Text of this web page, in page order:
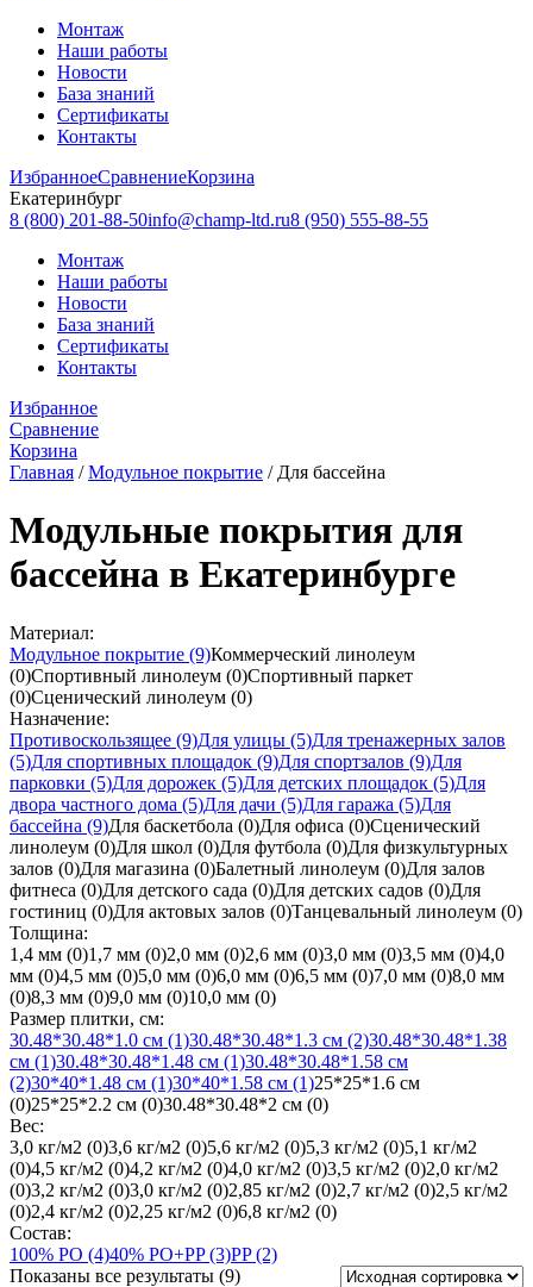
Монтаж
Наши работы
Новости
База знаний
Сертификаты
Контакты
ИзбранноеСравнениеКорзина
Екатеринбург
8 (800) 201-88-50info@champ-ltd.ru8 (950) 555-88-55
Монтаж
Наши работы
Новости
База знаний
Сертификаты
Контакты
Избранное
Сравнение
Корзина
Главная /Модульное покрытие / Для бассейна
Модульные покрытия для
бассейна в Екатеринбурге
Материал:
Модульное покрытие (9)Коммерческий линолеум
(0)Спортивный линолеум (0)Спортивный паркет
(0)Сценический линолеум (0)
Назначение:
Противоскользящее (9)Для улицы (5)Для тренажерных залов
(5)Для спортивных площадок (9)Для спортзалов (9)Для
парковки (5)Для дорожек (5)Для детских площадок (5)Для
двора частного дома (5)Для дачи (5)Для гаража (5)Для
бассейна (9)Для баскетбола (0)Для офиса (0)Сценический
линолеум (0)Для школ (0)Для футбола (0)Для физкультурных
залов (0)Для магазина (0)Балетный линолеум (0)Для залов
фитнеса (0)Для детского сада (0)Для детских садов (0)Для
гостиниц (0)Для актовых залов (0)Танцевальный линолеум (0)
Толщина:
1,4 мм (0)1,7 мм (0)2,0 мм (0)2,6 мм (0)3,0 мм (0)3,5 мм (0)4,0
мм (0)4,5 мм (0)5,0 мм (0)6,0 мм (0)6,5 мм (0)7,0 мм (0)8,0 мм
(0)8,3 мм (0)9,0 мм (0)10,0 мм (0)
Размер плитки, см:
30.48*30.48*1.0 см (1)30.48*30.48*1.3 см (2)30.48*30.48*1.38
см (1)30.48*30.48*1.48 см (1)30.48*30.48*1.58 см
(2)30*40*1.48 см (1)30*40*1.58 см (1)25*25*1.6 см
(0)25*25*2.2 см (0)30.48*30.48*2 см (0)
Вес:
3,0 кг/м2 (0)3,6 кг/м2 (0)5,6 кг/м2 (0)5,3 кг/м2 (0)5,1 кг/м2
(0)4,5 кг/м2 (0)4,2 кг/м2 (0)4,0 кг/м2 (0)3,5 кг/м2 (0)2,0 кг/м2
(0)3,2 кг/м2 (0)3,0 кг/м2 (0)2,85 кг/м2 (0)2,7 кг/м2 (0)2,5 кг/м2
(0)2,4 кг/м2 (0)2,25 кг/м2 (0)6,8 кг/м2 (0)
Состав:
100% PO (4)40% PO+PP(3)PP(2)
Показаны все результаты (9)